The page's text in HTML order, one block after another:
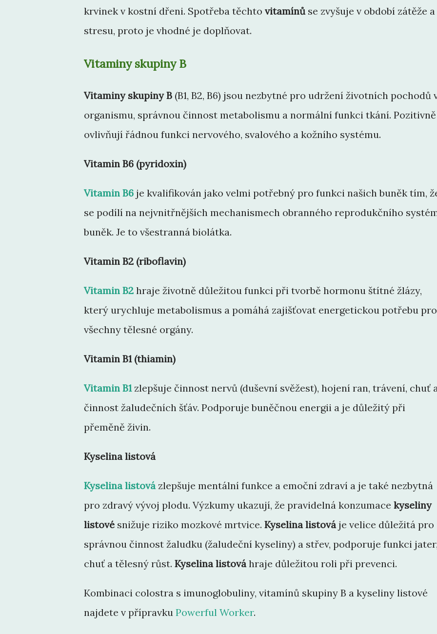
krvinek v kostní dřeni. Spotřeba těchto vitamínůse zvyšuje v období zátěže a
stresu, proto je vhodné je doplňovat.
Vitaminy skupiny B
Vitaminy skupiny B (B1, B2, B6) jsou nezbytné pro udržení životních pochodů
organismu, správnou činnost metabolismu a normální funkci tkání. Pozitivně
ovlivňují řádnou funkci nervového, svalového a kožního systému.
Vitamin B6 (pyridoxin)
Vitamin B6 je kvalifikován jako velmi potřebný pro funkci našich buněk tím,
se podílí na nejvnitřnějších mechanismech obranného reprodukčního
buněk. Je to všestranná biolátka.
Vitamin B2 (riboflavin)
Vitamin B2 hraje životně důležitou funkci při tvorbě hormonu štítné žlázy,
který urychluje metabolismus a pomáhá zajišťovat energetickou potřebu pro
všechny tělesné orgány.
Vitamin B1 (thiamin)
Vitamin B1zlepšuje činnost nervů (duševní svěžest), hojení ran, trávení, chuť
činnost žaludečních šťáv. Podporuje buněčnou energii a je důležitý při
přeměně živin.
Kyselina listová
Kyselina listovázlepšuje mentální funkce a emoční zdraví a je také nezbytná
pro zdravý vývoj plodu. Výzkumy ukazují, že pravidelná konzumace kyseliny
listové snižuje riziko mozkové mrtvice. Kyselina listováje velice důležitá pro
správnou činnost žaludku (žaludeční kyseliny) a střev, podporuje funkci
chuť a tělesný růst. Kyselina listováhraje důležitou roli při prevenci.
Kombinaci colostra s imunoglobuliny, vitamínů skupiny B a kyseliny listové
najdete v přípravku Powerful Worker.